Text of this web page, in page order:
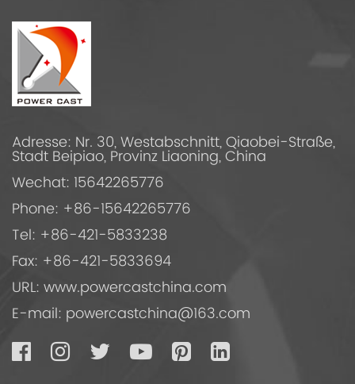
Adresse: Nr. 30, Westabschnitt, Qiaobei-Straße,
Stadt Beipiao, Provinz Liaoning, China
Wechat: 15642265776
Phone: +86-15642265776
Tel: +86-421-5833238
Fax: +86-421-5833694
URL: www.powercastchina.com
E-mail: powercastchina@163.com